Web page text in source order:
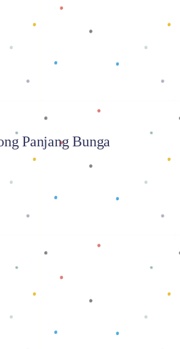
Baca selengkapnya
Panjang Bunga
Baca selengkapnya